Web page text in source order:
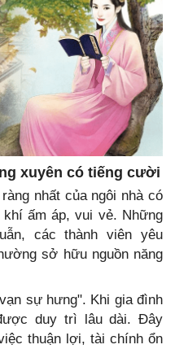
xuyên có tiếng cười
nhất của ngôi nhà có
ấm áp, vui vẻ. Những
các thành viên yêu
sở hữu nguồn năng
sự hưng". Khi gia đình
duy trì lâu dài. Đây
thuận lợi, tài chính ổn